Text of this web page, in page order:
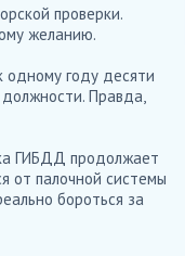
проверки.
желанию.
одному году десяти
Правда,
ГИБДД продолжает
от палочной системы
бороться за